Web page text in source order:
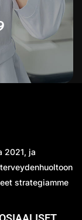
2021, ja
strategiamme